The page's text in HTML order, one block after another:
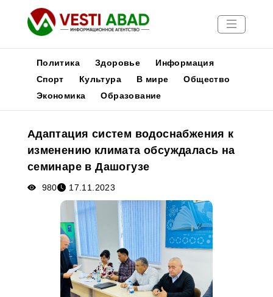
Новости
Медиа
Афиша
Политика Здоровье
Информация
Спорт
Культура В мире
Общество
Экономика
Образование
Адаптация систем водоснабжения к
изменению климата обсуждалась на
семинаре в Дашогузе
980 17.11.2023